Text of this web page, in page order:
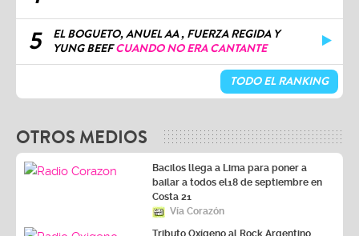
5
EL BOGUETO, ANUEL AA , FUERZA REGIDA Y
YUNG BEEFCUANDO NO ERA CANTANTE
TODO EL RANKING
OTROS MEDIOS
Bacilos llega a Lima para poner a
bailar a todos el18 de septiembre en
Costa 21
Vía Corazón
Tributo Oxígeno al Rock Argentino